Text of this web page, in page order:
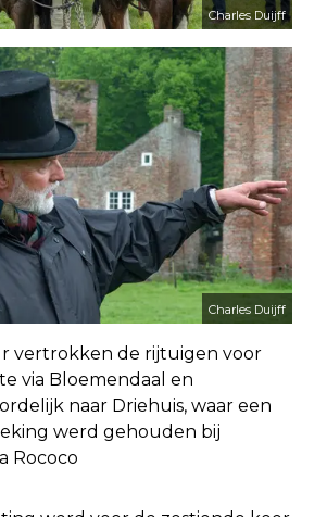
Charles Duijff
Charles Duijff
vertrokken de rijtuigen voor
via Bloemendaal en
naar Driehuis, waar een
werd gehouden bij
Rococo